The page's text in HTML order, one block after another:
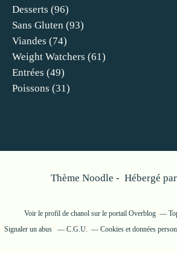
Desserts (96)
Sans Gluten (93)
Viandes (74)
Weight Watchers (61)
Entrées (49)
Poissons (31)
Thème Noodle - Hébergé par
Voir le profil de chanol sur le portail Overblog
Signaler un abus
C.G.U. Cookies et données